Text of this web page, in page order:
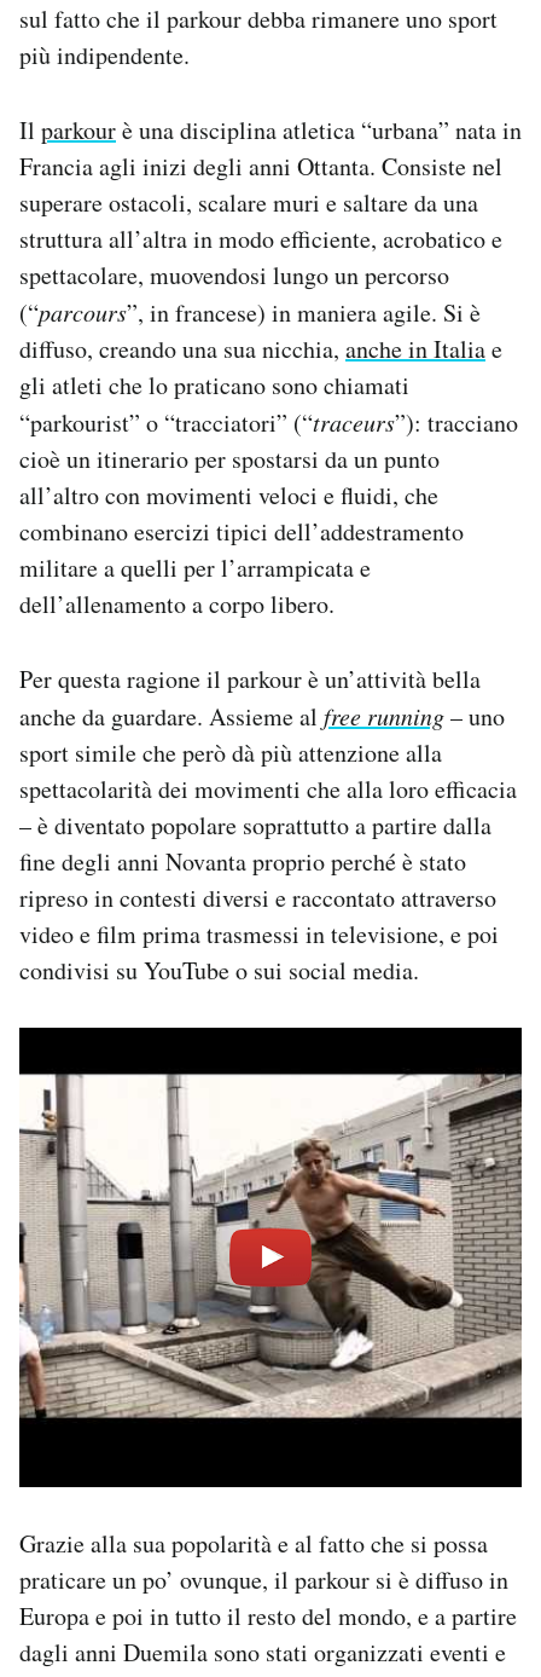
sul fatto che il parkour debba rimanere uno sport
più indipendente.
Il parkourè una disciplina atletica “urbana” nata in
Francia agli inizi degli anni Ottanta. Consiste nel
superare ostacoli, scalare muri e saltare da una
struttura all’altra in modo efficiente, acrobatico e
spettacolare, muovendosi lungo un percorso
(“parcours”, in francese) in maniera agile. Si è
diffuso, creando una sua nicchia, anche in Italiae
gli atleti che lo praticano sono chiamati
“parkourist” o “tracciatori” (“traceurs”): tracciano
cioè un itinerario per spostarsi da un punto
all’altro con movimenti veloci e fluidi, che
combinano esercizi tipici dell’addestramento
militare a quelli per l’arrampicata e
dell’allenamento a corpo libero.
Per questa ragione il parkour è un’attività bella
anche da guardare. Assieme al free running– uno
sport simile che però dà più attenzione alla
spettacolarità dei movimenti che alla loro efficacia
– è diventato popolare soprattutto a partire dalla
fine degli anni Novanta proprio perché è stato
ripreso in contesti diversi e raccontato attraverso
video e film prima trasmessi in televisione, e poi
condivisi su YouTube o sui social media.
Grazie alla sua popolarità e al fatto che si possa
praticare un po’ ovunque, il parkour si è diffuso in
Europa e poi in tutto il resto del mondo, e a partire
dagli anni Duemila sono stati organizzati eventi e